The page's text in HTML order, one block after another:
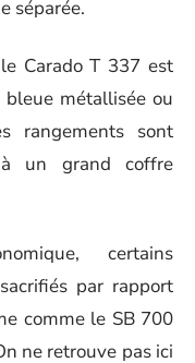
séparée.
Carado T 337 est
bleue métallisée ou
rangements sont
à un grand coffre
certains
par rapport
comme le SB 700
ne retrouve pas ici